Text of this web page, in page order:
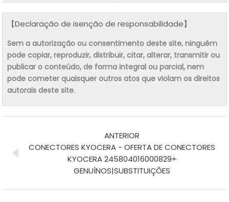
【Declaração de isenção de responsabilidade】
Sem a autorização ou consentimento deste site, ninguém
pode copiar, reproduzir, distribuir, citar, alterar, transmitir ou
publicar o conteúdo, de forma integral ou parcial, nem
pode cometer quaisquer outros atos que violam os direitos
autorais deste site.
ANTERIOR
CONECTORES KYOCERA - OFERTA DE CONECTORES
KYOCERA 245804016000829+
GENUÍNOS|SUBSTITUIÇÕES